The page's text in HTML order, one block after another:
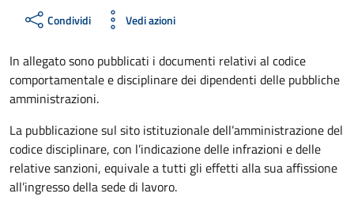
Condividi Vedi azioni
In allegato sono pubblicati i documenti relativi al codice
comportamentale e disciplinare dei dipendenti delle pubbliche
amministrazioni.
La pubblicazione sul sito istituzionale dell’amministrazione del
codice disciplinare, con l’indicazione delle infrazioni e delle
relative sanzioni, equivale a tutti gli effetti alla sua affissione
all’ingresso della sede di lavoro.